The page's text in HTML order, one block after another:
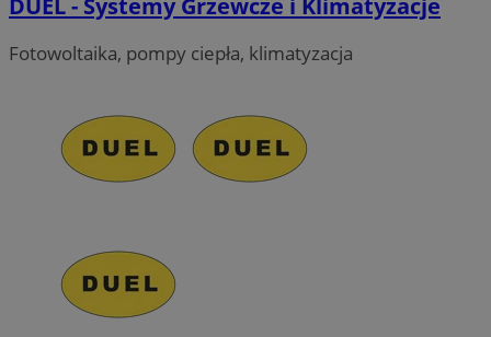
DUEL - Systemy Grzewcze i Klimatyzacje
Fotowoltaika, pompy ciepła, klimatyzacja